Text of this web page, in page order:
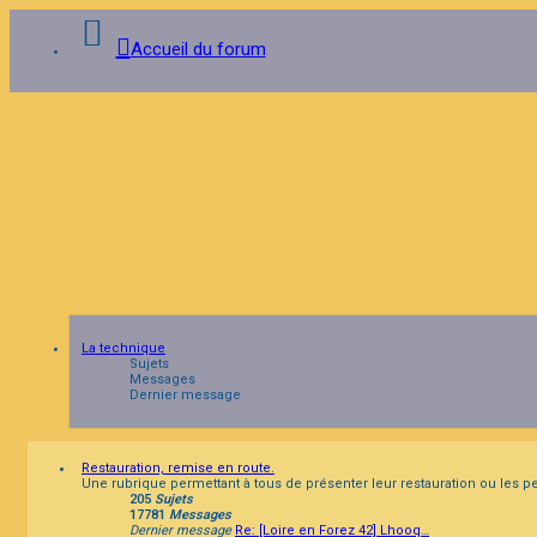
Accueil du forum
La technique
Sujets
Messages
Dernier message
Restauration, remise en route.
Une rubrique permettant à tous de présenter leur restauration ou les
205 Sujets
17781 Messages
Dernier message Re: [Loire en Forez 42] Lhooq…